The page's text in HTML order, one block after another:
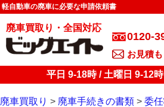
軽自動車の廃車に必要な申請依頼書
廃車買取り・全国対応
0120-
お見積も
平日 9-18時 / 土曜日 9-12
廃車買取り 廃車手続きの書類 委